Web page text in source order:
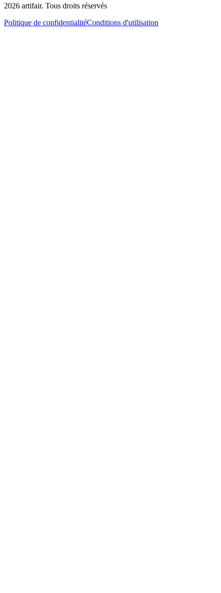
2026 artifair. Tous droits réservés
Politique de confidentialitéConditions d'utilisation